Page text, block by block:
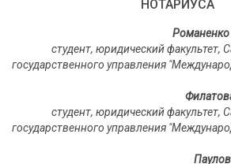
НОТАРИУСА
Романенко
студент, юридический факультет,
государственного управления
студент, юридический факультет,
государственного управления